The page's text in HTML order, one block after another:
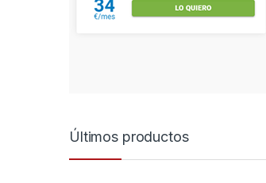
Últimos productos